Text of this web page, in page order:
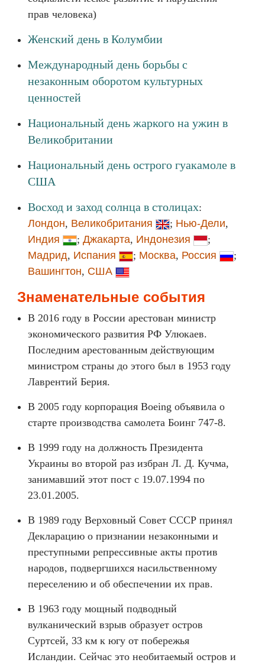
прав человека)
Женский день в Колумбии
Международный день борьбы с
незаконным оборотом культурных
ценностей
Национальный день жаркого на ужин в
Великобритании
Национальный день острого гуакамоле в
США
Восход и заход солнца в столицах:
Лондон, Великобритания ; Нью-Дели,
Индия
; Джакарта, Индонезия
;
Мадрид, Испания ; Москва, Россия
;
Вашингтон, США
Знаменательные события
В 2016 году в России арестован министр
экономического развития РФ Улюкаев.
Последним арестованным действующим
министром страны до этого был в 1953 году
Лаврентий Берия.
В 2005 году корпорация Boeing объявила о
старте производства самолета Боинг 747-8.
В 1999 году на должность Президента
Украины во второй раз избран Л. Д. Кучма,
занимавший этот пост с 19.07.1994 по
23.01.2005.
В 1989 году Верховный Совет СССР принял
Декларацию о признании незаконными и
преступными репрессивные акты против
народов, подвергшихся насильственному
переселению и об обеспечении их прав.
В 1963 году мощный подводный
вулканический взрыв образует остров
Суртсей, 33 км к югу от побережья
Исландии. Сейчас это необитаемый остров и